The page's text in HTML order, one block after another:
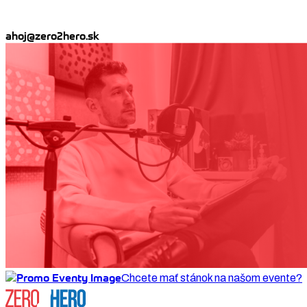
ahoj@zero2hero.sk
Chcete mať stánok na našom evente?